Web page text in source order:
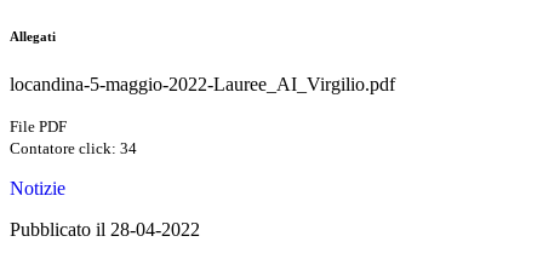
Allegati
locandina-5-maggio-2022-Lauree_AI_Virgilio.pdf
File PDF
Contatore click: 34
Notizie
Pubblicato il 28-04-2022